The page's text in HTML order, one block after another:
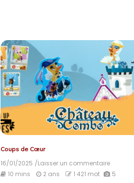
Coups de Cœur
16/01/2025 /Laisser un commentaire
Château
10 mins 2 ans 1 421 mot 5